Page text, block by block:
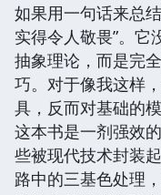
如果用一句话来总
实得令人敬畏”。它
抽象理论，而是完
巧。对于像我这样
具，反而对基础的
这本书是一剂强效
些被现代技术封装
路中的三基色处理